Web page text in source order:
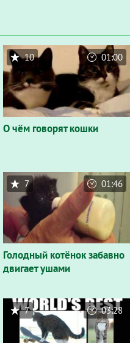
О чём говорят кошки
10 01:00
Голодный котёнок забавно
двигает ушами
7 01:46
7 03:28